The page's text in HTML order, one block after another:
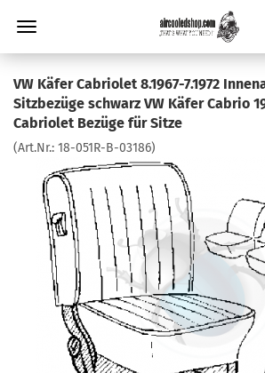
VW Käfer Cabriolet 8.1967-7.1972
Sitzbezüge schwarz VW Käfer Cabrio
Cabriolet Bezüge für Sitze
(Art.Nr.: 18-051R-B-03186)